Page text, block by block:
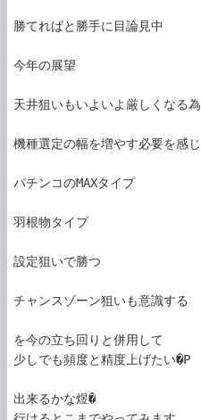
勝てればと勝手に目論見中
今年の展望
天井狙いもいよいよ厳しくなる為
機種選定の幅を増やす必要を感じ
パチンコのMAXタイプ
羽根物タイプ
設定狙いで勝つ
チャンスゾーン狙いも意識する
を今の立ち回りと併用して
少しでも頻度と精度上げたい�P
出来るかな煜�